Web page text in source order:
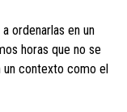
ordenarlas en un
horas que no se
un contexto como el